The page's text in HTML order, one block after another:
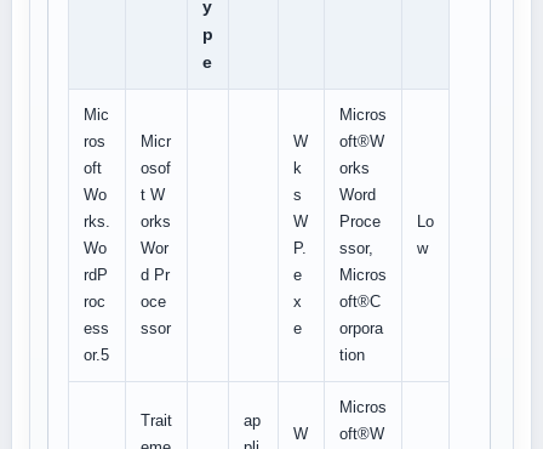
y
p
e
Mic
ros
oft
Wo
rks.
Wo
rdP
roc
ess
or.5
Micr
osof
t W
orks
Wor
d Pr
oce
ssor
W
k
s
W
P.
e
x
e
Micros
oft®W
orks
Word
Proce
ssor,
Micros
oft®C
orpora
tion
Lo
w
Trait
ap
W
Micros
oft®W